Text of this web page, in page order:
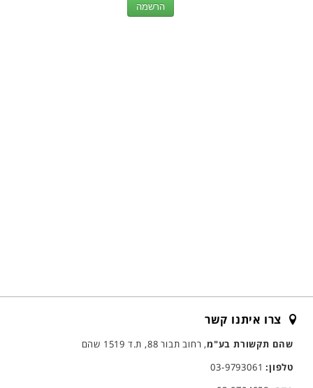
צרו איתנו קשר
שהם תקשורת בע"מ, רחוב תבור 88, ת.ד 1519 שהם
טלפון:03-9793061